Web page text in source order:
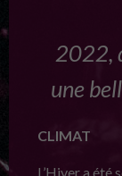
2022,
une
CLIMAT
L’Hiver a été